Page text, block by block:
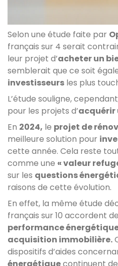
Selon une étude faite par
français sur 4 serait
leur projet d’acheter un
semblerait que ce soit
investisseurs les plus
L’étude souligne,
pour les projets d’acquérir
En 2024, le projet de
meilleure solution pour
cette année. Cela reste
comme une « valeur
sur les questions
raisons de cette évolution.
En effet, la même étude
français sur 10 accordent
performance
acquisition immobilière.
dispositifs d’aides
énergétiquecontinuent